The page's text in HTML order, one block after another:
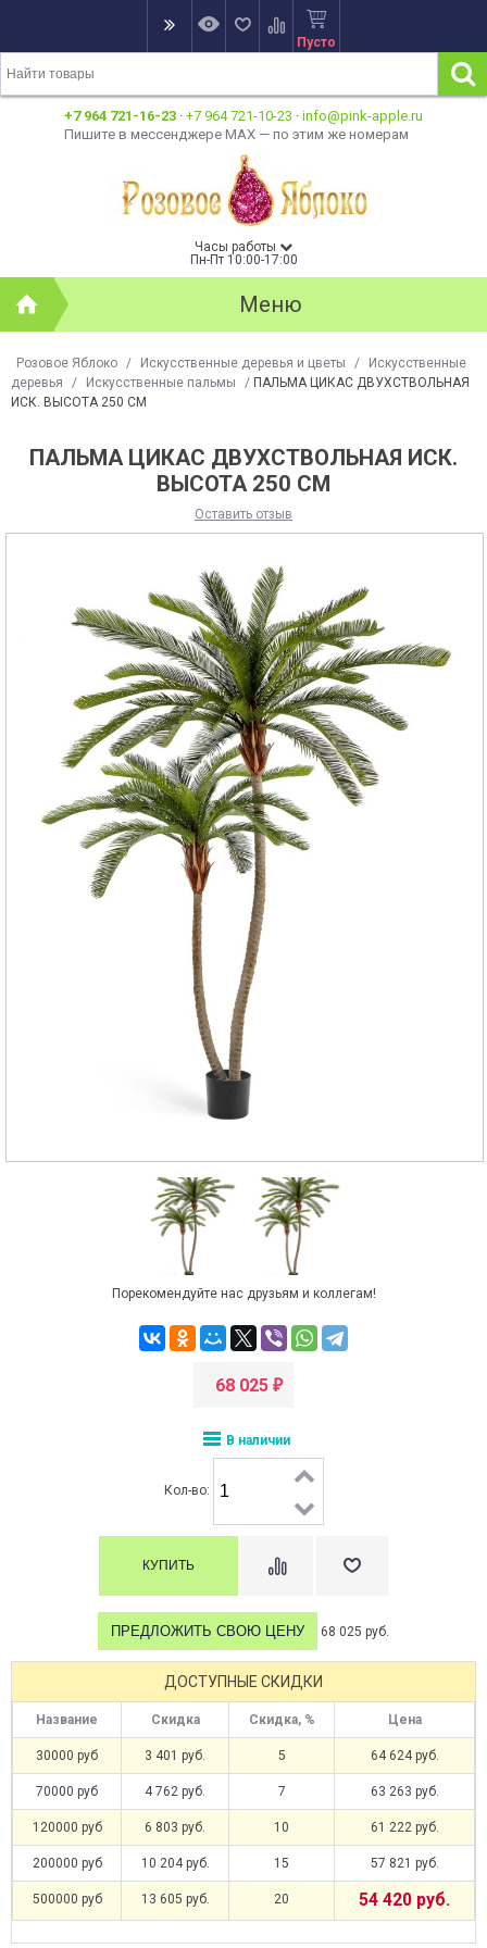
Пусто
+7 964 721-16-23 · +7 964 721-10-23 · info@pink-apple.ru
Пишите в мессенджере MAX — по этим же номерам
Часы работы
Пн-Пт 10:00-17:00
Меню
Розовое Яблоко / Искусственные деревья и цветы /
Искусственные
деревья
/ Искусственные пальмы / ПАЛЬМА ЦИКАС ДВУХСТВОЛЬНАЯ
ИСК. ВЫСОТА 250 СМ
ПАЛЬМА ЦИКАС ДВУХСТВОЛЬНАЯ ИСК.
ВЫСОТА 250 СМ
Оставить отзыв
Порекомендуйте нас друзьям и коллегам!
68 025 ₽
В наличии
Кол-во:
ПРЕДЛОЖИТЬ СВОЮ ЦЕНУ 68 025 руб.
ДОСТУПНЫЕ СКИДКИ
Название Скидка Скидка, % Цена
30000 руб 3 401 руб. 5 64 624 руб.
70000 руб 4 762 руб. 7 63 263 руб.
120000 руб 6 803 руб. 10 61 222 руб.
200000 руб 10 204 руб. 15 57 821 руб.
500000 руб 13 605 руб. 20 54 420 руб.